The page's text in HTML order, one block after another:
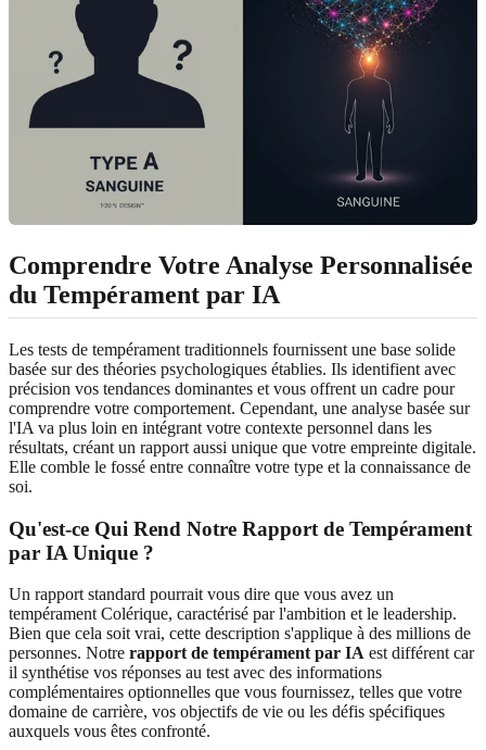
Comprendre Votre Analyse Personnalisée
du Tempérament par IA
Les tests de tempérament traditionnels fournissent une base solide
basée sur des théories psychologiques établies. Ils identifient avec
précision vos tendances dominantes et vous offrent un cadre pour
comprendre votre comportement. Cependant, une analyse basée sur
l'IA va plus loin en intégrant votre contexte personnel dans les
résultats, créant un rapport aussi unique que votre empreinte digitale.
Elle comble le fossé entre connaître votre type et la connaissance de
soi.
Qu'est-ce Qui Rend Notre Rapport de Tempérament
par IA Unique ?
Un rapport standard pourrait vous dire que vous avez un
tempérament Colérique, caractérisé par l'ambition et le leadership.
Bien que cela soit vrai, cette description s'applique à des millions de
personnes. Notre rapport de tempérament par IA est différent car
il synthétise vos réponses au test avec des informations
complémentaires optionnelles que vous fournissez, telles que votre
domaine de carrière, vos objectifs de vie ou les défis spécifiques
auxquels vous êtes confronté.